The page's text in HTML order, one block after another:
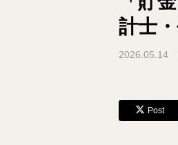
計士
2026.05.14
Post